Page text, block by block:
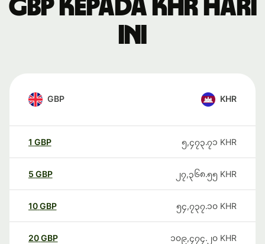
GBP kepada KHR hari
ini
GBP KHR
1 GBP ၅,၄၇၃.၇၁ KHR
5 GBP ၂၇,၃၆၈.၅၅ KHR
10GBP ၅၄,၇၃၇.၁၀ KHR
20GBP ၁၀၉,၄၇၄.၂၀ KHR